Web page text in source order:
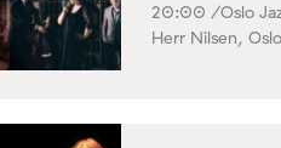
20:00 /Oslo
Herr Nilsen, Oslo